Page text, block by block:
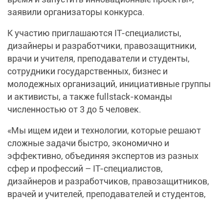
заявили организаторы конкурса.
К участию приглашаются IT-специалисты,
дизайнеры и разработчики, правозащитники,
врачи и учителя, преподаватели и студенты,
сотрудники государственных, бизнес и
молодежных организаций, инициативные группы
и активисты, а также fullstack-команды
численностью от 3 до 5 человек.
«Мы ищем идеи и технологии, которые решают
сложные задачи быстро, экономично и
эффективно, объединяя экспертов из разных
сфер и профессий – IT-специалистов,
дизайнеров и разработчиков, правозащитников,
врачей и учителей, преподавателей и студентов,